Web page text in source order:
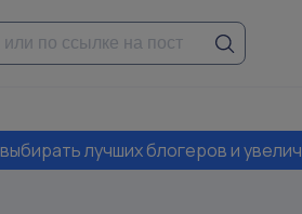
лучших блогеров и